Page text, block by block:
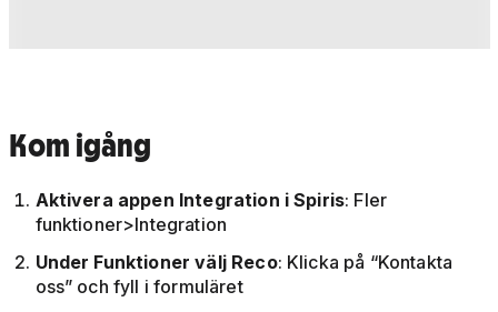
Kom igång
Aktivera appen Integration i Spiris: Fler
funktioner>Integration
Under Funktioner välj Reco: Klicka på “Kontakta
oss” och fyll i formuläret